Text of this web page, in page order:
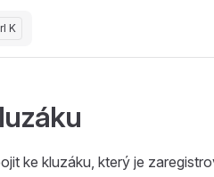
K
ke kluzáku, který je